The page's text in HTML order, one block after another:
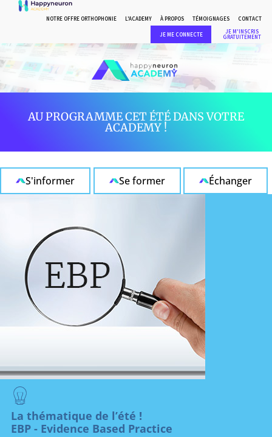
NOTRE OFFRE ORTHOPHONIE L'ACADEMY À PROPOS TÉMOIGNAGES CONTACT
JE ME CONNECTE
JE M'INSCRIS
GRATUITEMENT
AU PROGRAMME CET ÉTÉ DANS VOTRE
ACADEMY !
S'informer Se former Échanger
La thématique de l’été !
EBP - Evidence Based Practice